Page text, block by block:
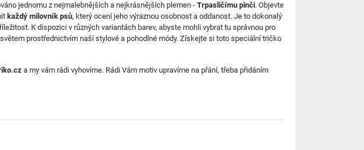
jednomu z nejmalebnějších a nejkrásnějších plemen - Trpasličímu pinči. Objevte
každý milovník psů, který ocení jeho výraznou osobnost a oddanost. Je to dokonalý
K dispozici v různých variantách barev, abyste mohli vybrat tu správnou pro
prostřednictvím naší stylové a pohodlné módy. Získejte si toto speciální tričko
a my vám rádi vyhovíme. Rádi Vám motiv upravíme na přání, třeba přidáním